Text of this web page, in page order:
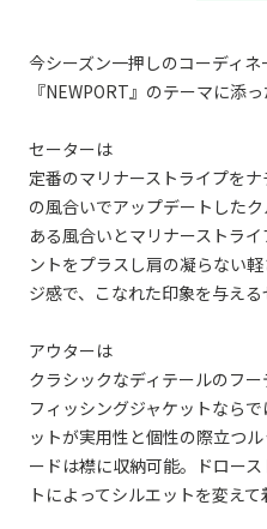
今シーズン一押しのコーディネ
『NEWPORT』のテーマに添
セーターは
定番のマリナーストライプを
の風合いでアップデートした
ある風合いとマリナーストラ
ントをプラスし肩の凝らない
ジ感で、こなれた印象を与える
アウターは
クラシックなディテールのフ
フィッシングジャケットなら
ットが実用性と個性の際立つ
ードは襟に収納可能。ドロー
トによってシルエットを変えて